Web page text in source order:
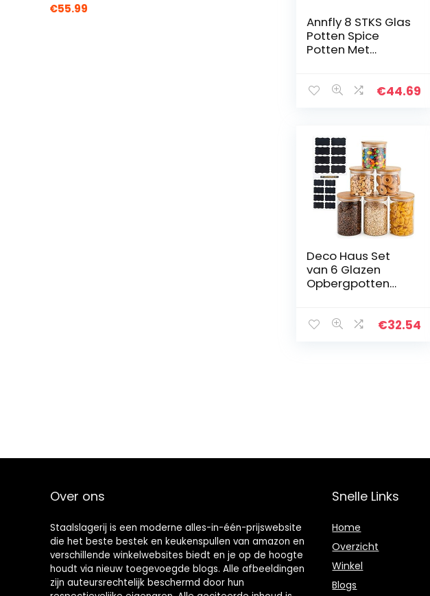
€55.99
Annfly 8 STKS Glas
Potten Spice
Potten Met
Deksels en
€44.69
Deco Haus Set
van 6 Glazen
Opbergpotten
Vaatwasser-,
€32.54
Over ons
Staalslagerij is een moderne alles-in-één-prijswebsite
die het beste bestek en keukenspullen van amazon en
verschillende winkelwebsites biedt en je op de hoogte
houdt via nieuw toegevoegde blogs. Alle afbeeldingen
zijn auteursrechtelijk beschermd door hun
Snelle Links
Home
Overzicht
Winkel
Blogs